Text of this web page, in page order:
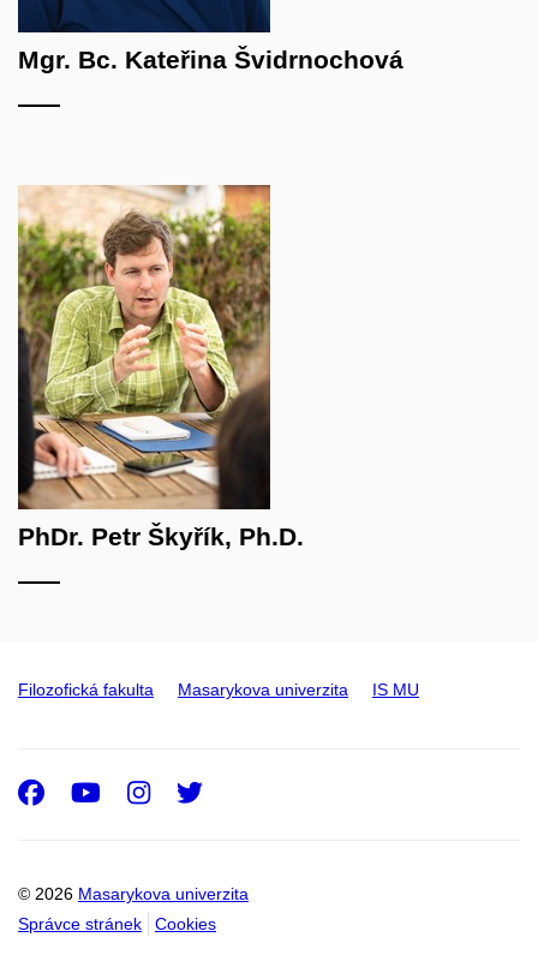
Mgr. Bc. Kateřina Švidrnochová
PhDr. Petr Škyřík, Ph.D.
Filozofická fakulta Masarykova univerzita IS MU
© 2026 Masarykova univerzita
Správce stránek
Cookies
Facebook
Youtube
Instagram
Twitter